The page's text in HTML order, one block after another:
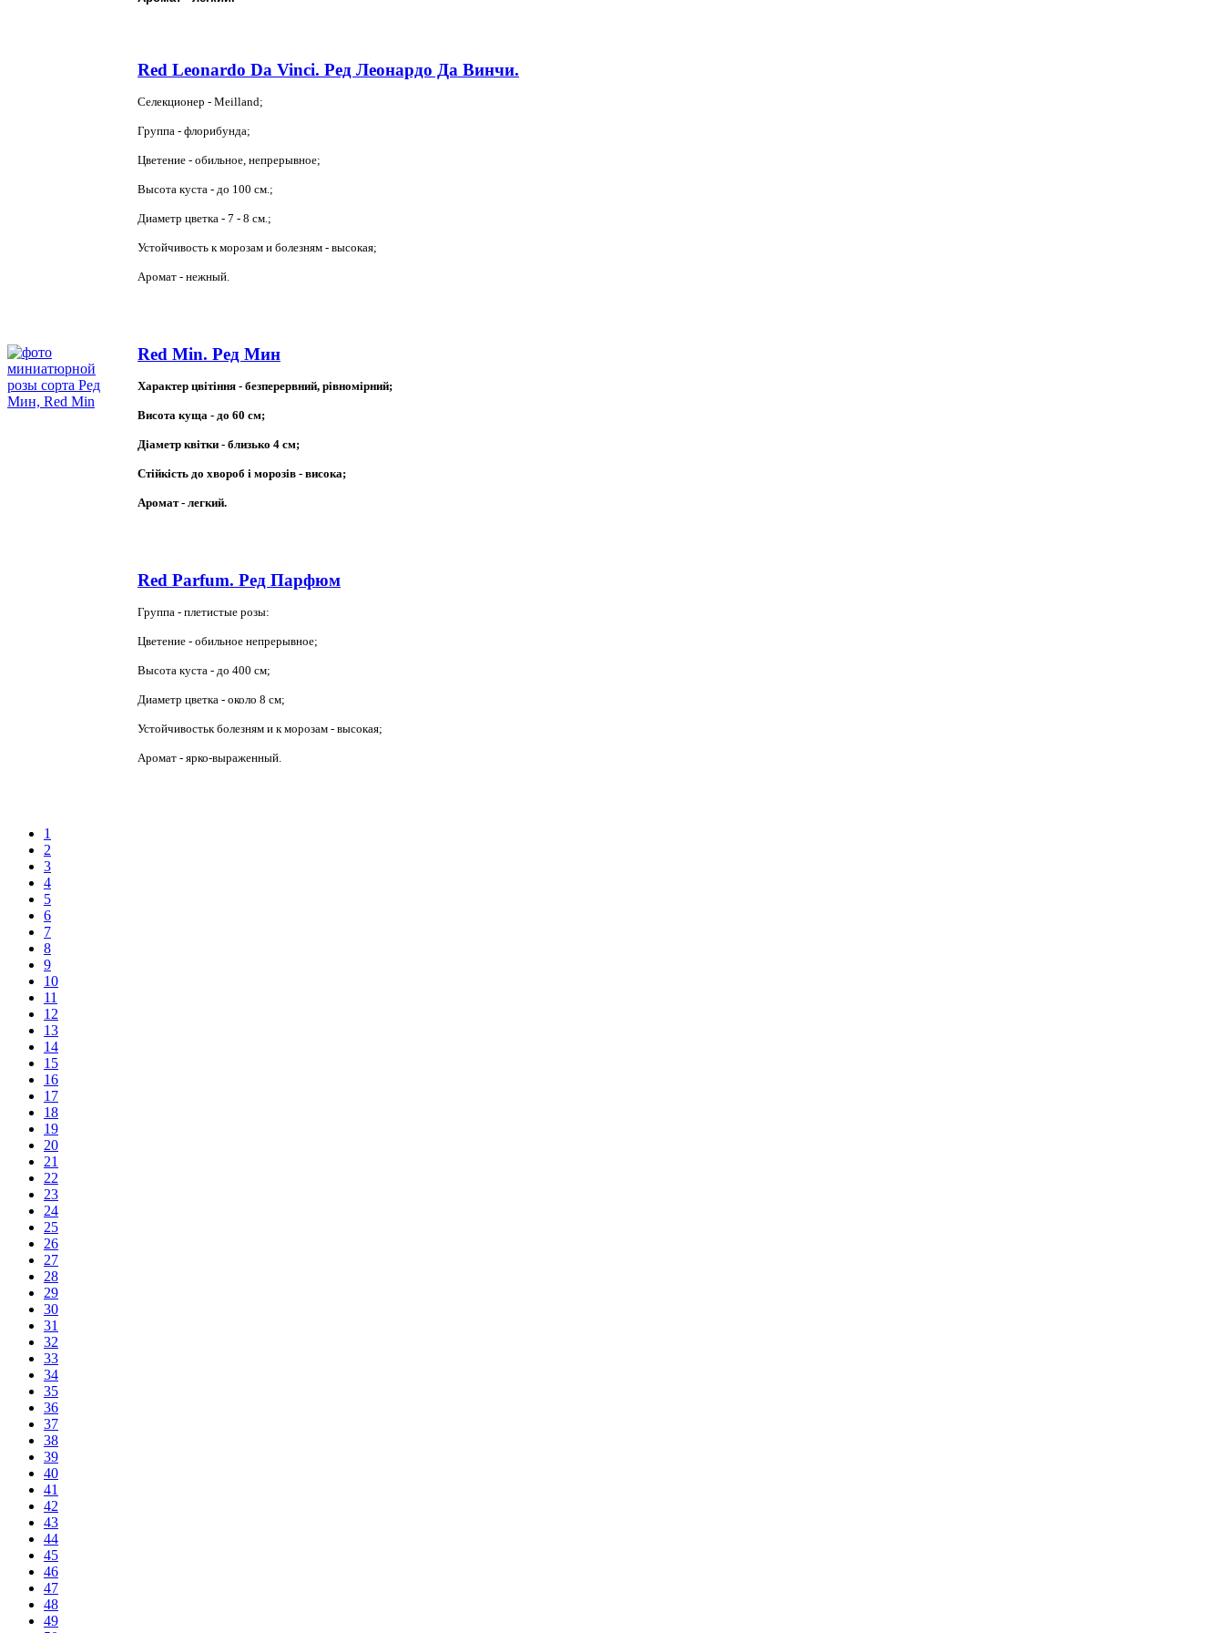
Red Leonardo Da Vinci. Ред Леонардо Да Винчи.
Селекционер - Meilland;
Группа - флорибунда;
Цветение - обильное, непрерывное;
Высота куста - до 100 см.;
Диаметр цветка - 7 - 8 см.;
Устойчивость к морозам и болезням - высокая;
Аромат - нежный.
Red Min. Ред Мин
Характер цвітіння - безперервний, рівномірний;
Висота куща - до 60 см;
Діаметр квітки - близько 4 см;
Стійкість до хвороб і морозів - висока;
Аромат - легкий.
Red Parfum. Ред Парфюм
Группа - плетистые розы:
Цветение - обильное непрерывное;
Высота куста - до 400 см;
Диаметр цветка - около 8 см;
Устойчивостьк болезням и к морозам - высокая;
Аромат - ярко-выраженный.
1
2
3
4
5
6
7
8
9
10
11
12
13
14
15
16
17
18
19
20
21
22
23
24
25
26
27
28
29
30
31
32
33
34
35
36
37
38
39
40
41
42
43
44
45
46
47
48
49